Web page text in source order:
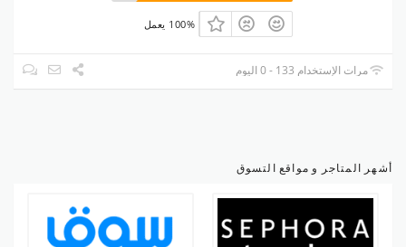
100% يعمل
مرات الإستخدام 133 - 0 اليوم
أشهر المتاجر و مواقع التسوق